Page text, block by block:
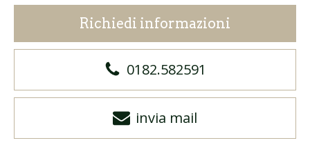
Richiedi informazioni
0182.582591
invia mail